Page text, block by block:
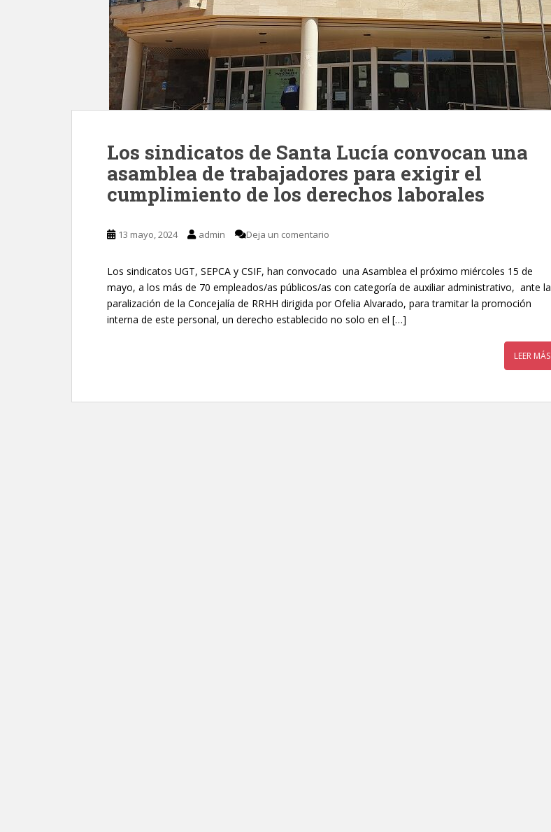
Los sindicatos de Santa Lucía convocan una
asamblea de trabajadores para exigir el
cumplimiento de los derechos laborales
13 mayo, 2024 admin Deja un comentario
Los sindicatos UGT, SEPCA y CSIF, han convocado una Asamblea el próximo miércoles 15 de
mayo, a los más de 70 empleados/as públicos/as con categoría de auxiliar administrativo, ante la
paralización de la Concejalía de RRHH dirigida por Ofelia Alvarado, para tramitar la promoción
interna de este personal, un derecho establecido no solo en el […]
LEER MÁS